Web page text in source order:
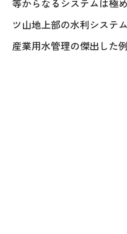
等からなるシステムは極
ツ山地上部の水利システ
産業用水管理の傑出した